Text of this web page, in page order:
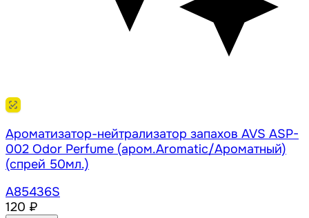
Ароматизатор-нейтрализатор запахов AVS ASP-
002 Odor Perfume (аром.Aromatic/Ароматный)
(спрей 50мл.)
A85436S
120 ₽